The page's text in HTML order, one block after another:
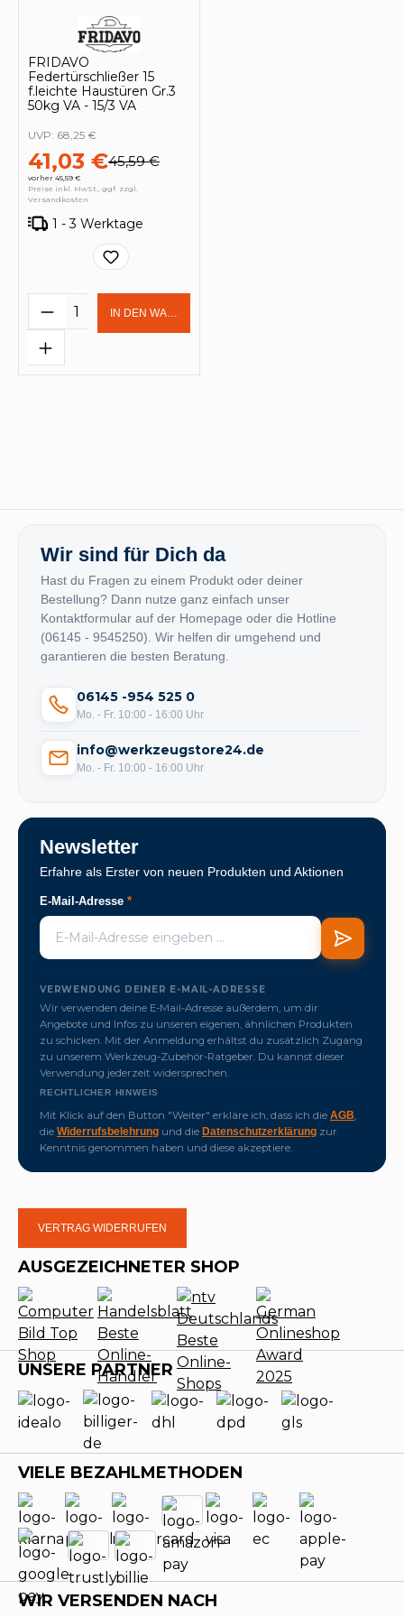
FRIDAVO
Federtürschließer 15
f.leichte Haustüren Gr.3
50kg VA - 15/3 VA
41,03 €45,59 €
vorher 45,59 €
UVP: 68,25 €
Preise inkl. MwSt., ggf. zzgl.
Versandkosten
1 - 3 Werktage
Produkt Anzahl: Gib den
IN DEN WARENKORB
Wir sind für Dich da
Hast du Fragen zu einem Produkt oder deiner
Bestellung? Dann nutze ganz einfach unser
Kontaktformular auf der Homepage oder die Hotline
(06145 - 9545250). Wir helfen dir umgehend und
garantieren die besten Beratung.
06145 -954 525 0
Mo. - Fr. 10:00 - 16:00 Uhr
info@werkzeugstore24.de
Mo. - Fr. 10:00 - 16:00 Uhr
Newsletter
Erfahre als Erster von neuen Produkten und Aktionen
E-Mail-Adresse *
VERWENDUNG DEINER E-MAIL-ADRESSE
Wir verwenden deine E-Mail-Adresse außerdem, um dir
Angebote und Infos zu unseren eigenen, ähnlichen Produkten
zu schicken. Mit der Anmeldung erhältst du zusätzlich Zugang
zu unserem Werkzeug-Zubehör-Ratgeber. Du kannst dieser
Verwendung jederzeit widersprechen.
RECHTLICHER HINWEIS
Mit Klick auf den Button "Weiter" erkläre ich, dass ich die AGB,
die Widerrufsbelehrung und die Datenschutzerklärung zur
Kenntnis genommen haben und diese akzeptiere.
VERTRAG WIDERRUFEN
AUSGEZEICHNETER SHOP
UNSERE PARTNER
VIELE BEZAHLMETHODEN
WIR VERSENDEN NACH